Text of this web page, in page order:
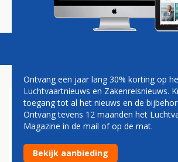
Magazine Podcasts
TRANSAVIA FRANCE
VLUCHTEN VAN
EN ITALIË NAAR
Ontvang een jaar lang 30% korting op
Luchtvaartnieuws en Zakenreisnieuws.
toegang tot al het nieuws en de
Ontvang tevens 12 maanden het
Magazine in de mail of op de mat.
Bekijk aanbieding